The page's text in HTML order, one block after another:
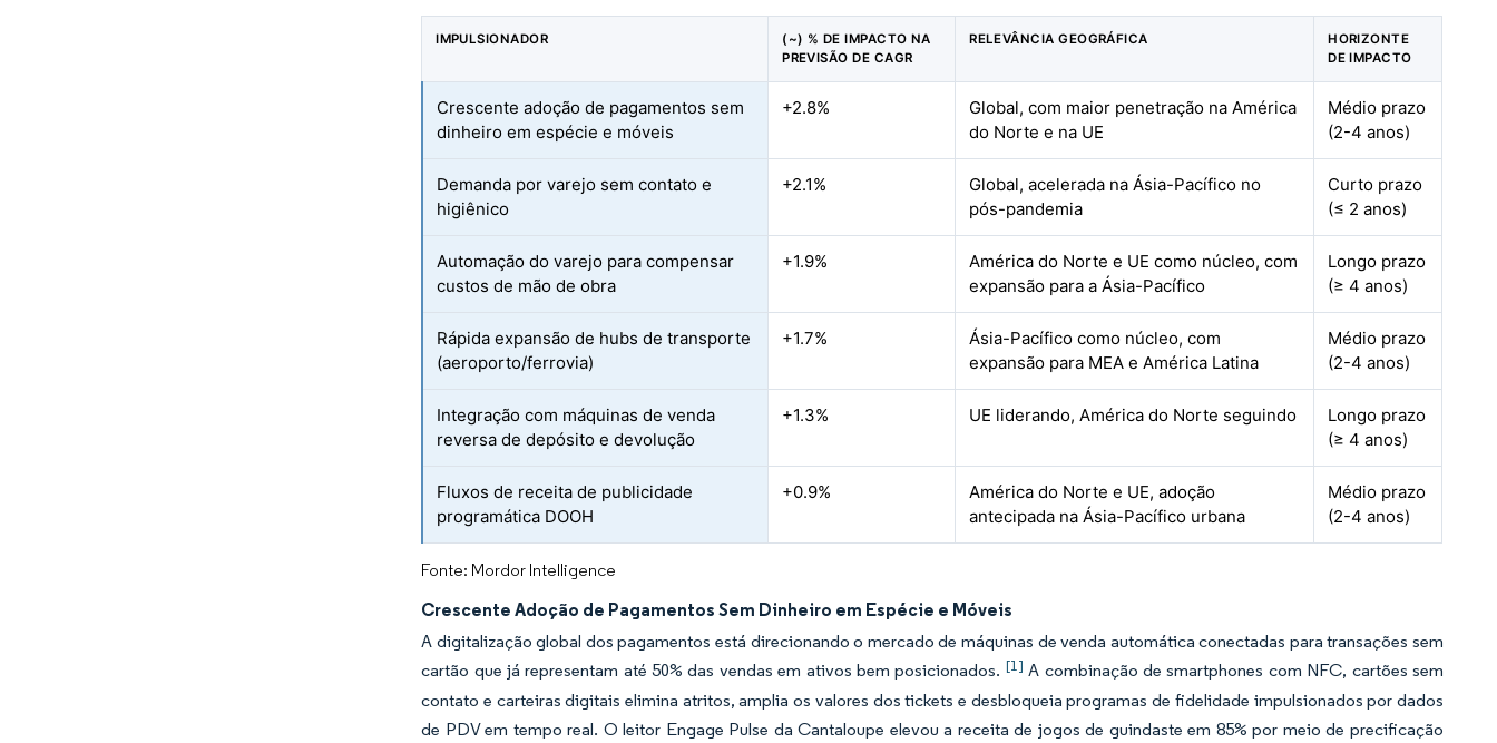
IMPULSIONADOR
(~) % DE IMPACTO NA
PREVISÃO DE CAGR
RELEVÂNCIA GEOGRÁFICA
HORIZONTE
DE IMPACTO
Crescente adoção de pagamentos sem
dinheiro em espécie e móveis
+2.8%
Global, com maior penetração na América
do Norte e na UE
Médio prazo
(2-4 anos)
Demanda por varejo sem contato e
higiênico
+2.1%
Global, acelerada na Ásia-Pacífico no
pós-pandemia
Curto prazo
(≤ 2 anos)
Automação do varejo para compensar
custos de mão de obra
+1.9%
América do Norte e UE como núcleo, com
expansão para a Ásia-Pacífico
Longo prazo
(≥ 4 anos)
Rápida expansão de hubs de transporte
(aeroporto/ferrovia)
+1.7%
Ásia-Pacífico como núcleo, com
expansão para MEA e América Latina
Médio prazo
(2-4 anos)
Integração com máquinas de venda
reversa de depósito e devolução
+1.3% UE liderando, América do Norte seguindo
Longo prazo
(≥ 4 anos)
Fluxos de receita de publicidade
programática DOOH
+0.9%
América do Norte e UE, adoção
antecipada na Ásia-Pacífico urbana
Médio prazo
(2-4 anos)
Fonte: Mordor Intelligence
Crescente Adoção de Pagamentos Sem Dinheiro em Espécie e Móveis
A digitalização global dos pagamentos está direcionando o mercado de máquinas de venda automática conectadas para transações sem
cartão que já representam até 50% das vendas em ativos bem posicionados. [1] A combinação de smartphones com NFC, cartões sem
contato e carteiras digitais elimina atritos, amplia os valores dos tickets e desbloqueia programas de fidelidade impulsionados por dados
de PDV em tempo real. O leitor Engage Pulse da Cantaloupe elevou a receita de jogos de guindaste em 85% por meio de precificação